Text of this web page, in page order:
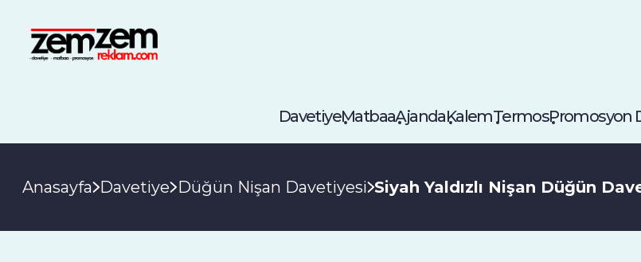
DavetiyeMatbaaAjandaKalemTermosPromosyon
Anasayfa Davetiye Düğün Nişan Davetiyesi Siyah Yaldızlı Nişan Düğün